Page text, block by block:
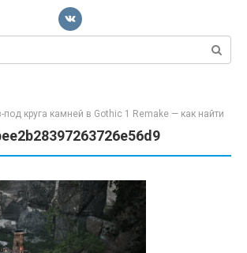
под круга камней в Gothic 1 Remake — как найти